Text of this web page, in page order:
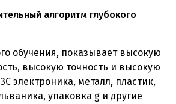
алгоритм глубокого
обучения, показывает высокую
высокую точность и высокую
электроника, металл, пластик,
упаковка g и другие